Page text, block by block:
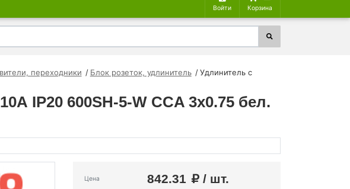
Войти Корзина
переходники Блок розеток, удлинитель
Удлинитель с
IP20 600SH-5-W CCA 3х0.75 бел.
Цена 842.31 / шт.